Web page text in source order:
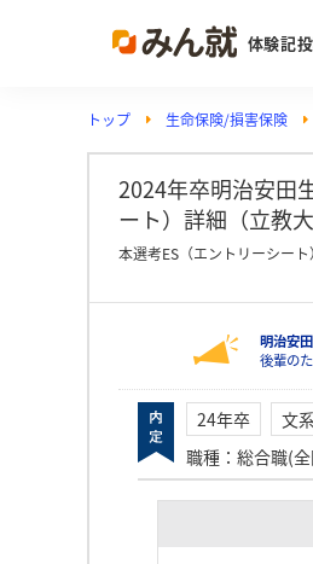
体験記
トップ 生命保険/損害保険
2024年卒明治安田
ート）詳細（立教
本選考ES（エントリーシー
明治安
後輩の
24年卒 文
職種 ： 総合職(